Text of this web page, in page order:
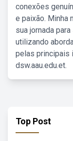
conexões
e paixão. Minha
sua jornada
utilizando
pelas principais
dsw.aau.edu.et.
Top Post